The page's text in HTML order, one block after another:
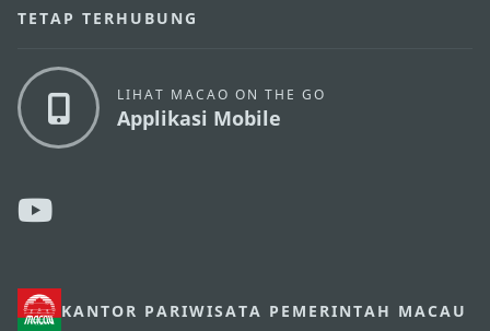
KANTOR PARIWISATA PEMERINTAH MACAU
TETAP TERHUBUNG
LIHAT MACAO ON THE GO
Applikasi Mobile